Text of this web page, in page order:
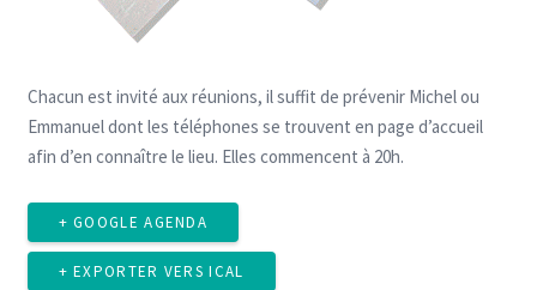
Chacun est invité aux réunions, il suffit de prévenir Michel ou
Emmanuel dont les téléphones se trouvent en page d’accueil
afin d’en connaître le lieu. Elles commencent à 20h.
+ GOOGLE AGENDA
+ EXPORTER VERS ICAL